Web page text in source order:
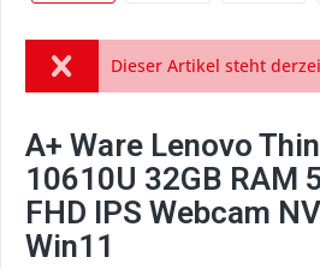
Dieser Artikel steht
A+ Ware Lenovo
10610U 32GB RAM
FHD IPS Webcam
Win11